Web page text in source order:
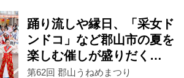
本宮市 鏡石町
西郷村 泉崎村
踊り流しや縁日、「采女ド
ンドコ」など郡山市の夏を
楽しむ催しが盛りだく…
第62回 郡山うねめまつり